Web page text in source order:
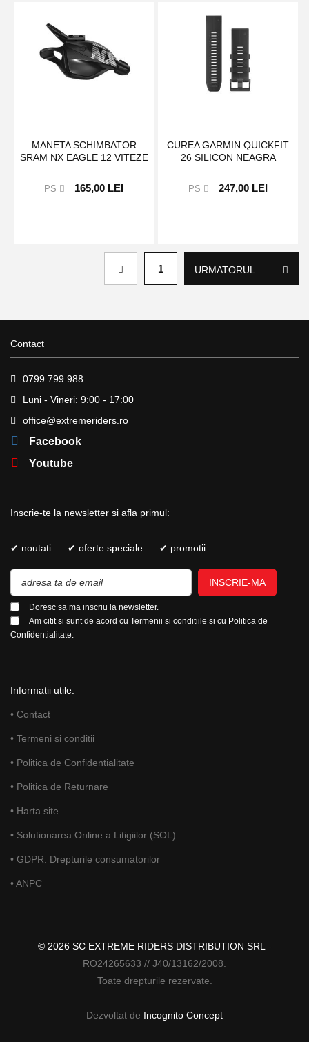
MANETA SCHIMBATOR
SRAM NX EAGLE 12 VITEZE
PS 165,00 LEI
CUREA GARMIN QUICKFIT
26 SILICON NEAGRA
PS 247,00 LEI
1 URMATORUL
Contact
0799 799 988
Luni - Vineri: 9:00 - 17:00
office@extremeriders.ro
Facebook
Youtube
Inscrie-te la newsletter si afla primul:
✔ noutati ✔ oferte speciale ✔ promotii
INSCRIE-MA
Doresc sa ma inscriu la newsletter.
Am citit si sunt de acord cu Termenii si conditiile si cu Politica de
Confidentialitate.
Informatii utile:
• Contact
• Termeni si conditii
• Politica de Confidentialitate
• Politica de Returnare
• Harta site
• Solutionarea Online a Litigiilor (SOL)
• GDPR: Drepturile consumatorilor
• ANPC
© 2026 SC EXTREME RIDERS DISTRIBUTION SRL-
RO24265633 // J40/13162/2008.
Toate drepturile rezervate.
Dezvoltat de Incognito Concept